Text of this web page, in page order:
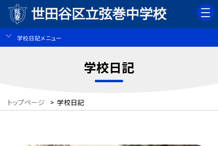
学校日記メニュー
学校日記
トップページ > 学校日記